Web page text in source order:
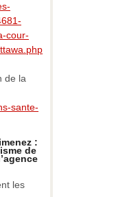
cour-
de la
sante-
:
de
les